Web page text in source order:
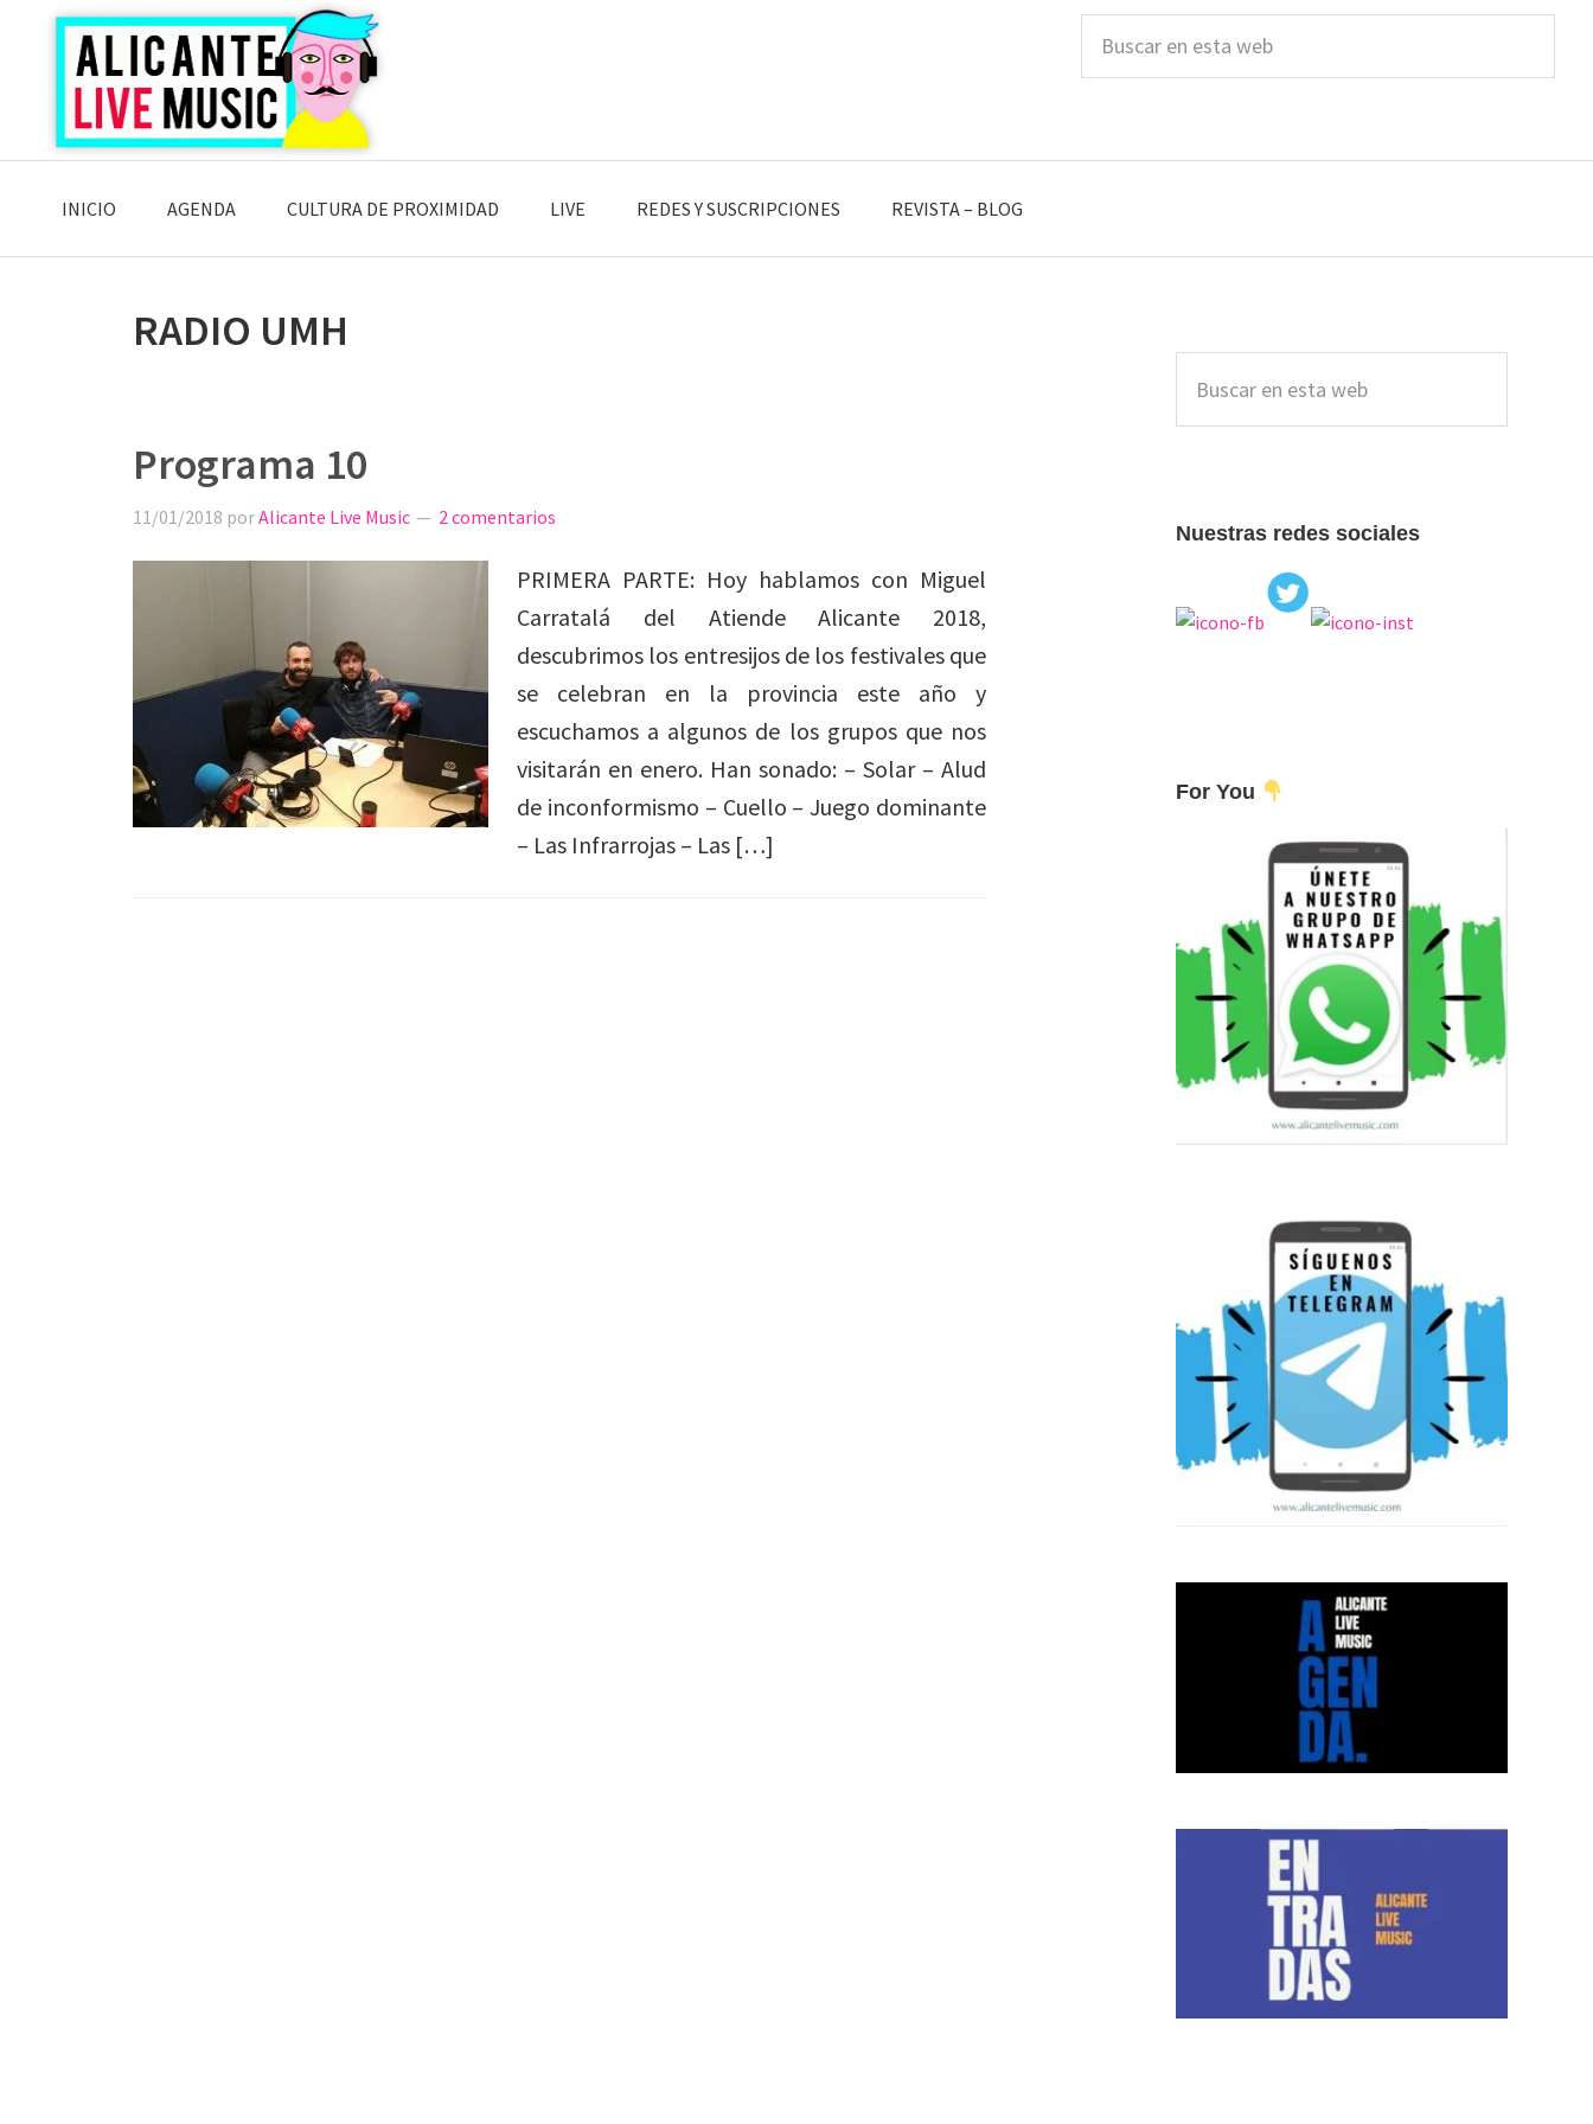
Saltar
navegación
principal
Saltar
contenido
principal
Saltar
lateral
principal
esta
INICIO AGENDA CULTURA DE PROXIMIDAD LIVE REDES Y SUSCRIPCIONES REVISTA – BLOG
RADIO UMH
Programa 10
11/01/2018 porAlicante Live Music 2 comentarios
PRIMERA PARTE: Hoy hablamos con Miguel
Carratalá del Atiende Alicante 2018,
descubrimos los entresijos de los festivales que
se celebran en la provincia este año y
escuchamos a algunos de los grupos que nos
visitarán en enero. Han sonado: – Solar – Alud
de inconformismo – Cuello – Juego dominante
– Las Infrarrojas – Las […]
lateral
principal
esta
Nuestras redes sociales
For You